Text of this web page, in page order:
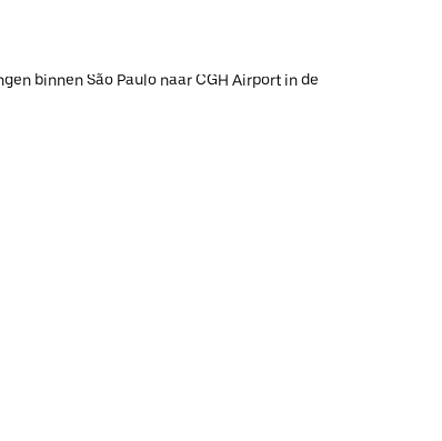
binnen São Paulo naar CGH Airport in de